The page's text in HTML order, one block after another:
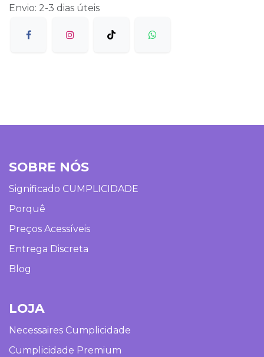
Envio: 2-3 dias úteis
SOBRE NÓS
Significado CUMPLICIDADE
Porquê
Preços Acessíveis
Entrega Discreta
Blog
LOJA
Necessaires Cumplicidade
Cumplicidade Premium